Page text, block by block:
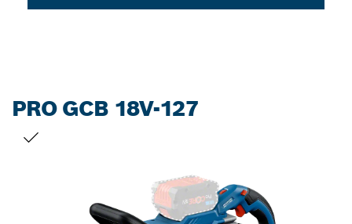
PRO GCB 18V-127